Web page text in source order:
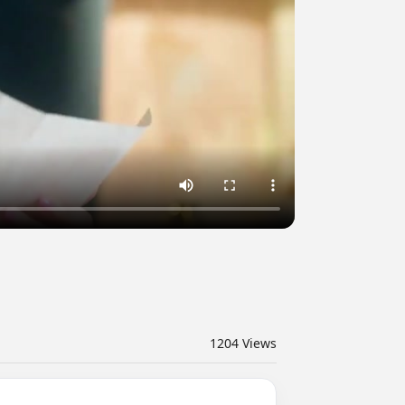
1204 Views